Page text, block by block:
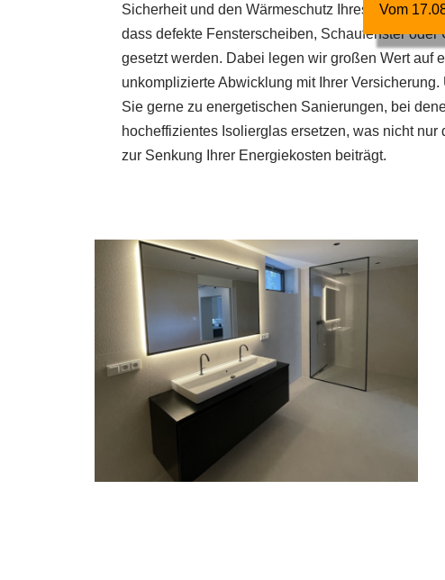
Sicherheit und den Wärmeschutz Ihres
dass defekte Fensterscheiben, Schaufenster
gesetzt werden. Dabei legen wir großen Wert auf
unkomplizierte Abwicklung mit Ihrer
Sie gerne zu energetischen Sanierungen, bei
hocheffizientes Isolierglas ersetzen, was nicht
zur Senkung Ihrer Energiekosten beiträgt.
Vom